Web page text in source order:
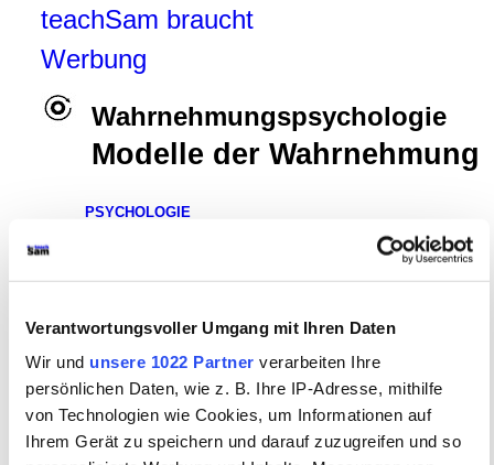
Verantwortungsvoller Umgang mit Ihren Daten
Wir und unsere 1022 Partner verarbeiten Ihre
persönlichen Daten, wie z. B. Ihre IP-Adresse, mithilfe
von Technologien wie Cookies, um Informationen auf
Ihrem Gerät zu speichern und darauf zuzugreifen und so
teachSam braucht
Werbung
Wahrnehmungspsychologie
Modelle der Wahrnehmung
PSYCHOLOGIE
Kognitionspsychologie ▪
Neurobiologische Grundlagen der Wahrnehmung
Modelle der Wahrnehmung◄ ▪ Empfindung und
Wahrnehmung
Aufmerksamkeit▪
Identifikations- und
Wiedererkennungsprozesse